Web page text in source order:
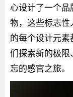
心设计了一个
物，这些标志
的每个设计元
们探索新的极
忘的感官之旅。